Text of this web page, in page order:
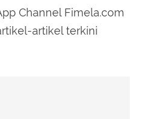
Channel Fimela.com
artikel terkini